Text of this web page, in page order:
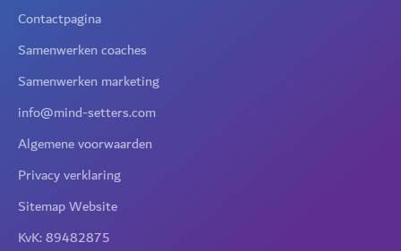
Contactpagina
Samenwerken coaches
Samenwerken marketing
info@mind-setters.com
Algemene voorwaarden
Privacy verklaring
Sitemap Website
KvK: 89482875